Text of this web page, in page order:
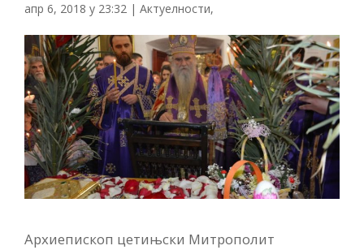
апр 6, 2018 у 23:32 | Актуелности,
Архиепископ цетињски Митрополит